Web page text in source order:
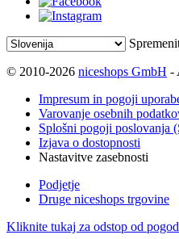
© 2010-2026 niceshops GmbH -
Impresum in pogoji
Varovanje osebnih
Splošni pogoji poslovanja
Izjava o dostopnosti
Nastavitve zasebnosti
Podjetje
Druge niceshops trgovine
Kliknite tukaj za odstop od